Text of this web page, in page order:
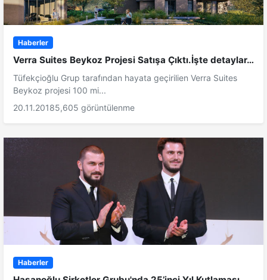
Haberler
Verra Suites Beykoz Projesi Satışa Çıktı.İşte detaylar…
Tüfekçioğlu Grup tarafından hayata geçirilien Verra Suites
Beykoz projesi 100 mi...
20.11.20185,605 görüntülenme
Haberler